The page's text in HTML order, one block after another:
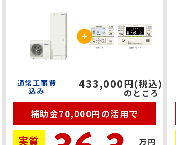
通常工事費
込み
433,000円(税込)
のところ
補助金70,000円の活用で
実質
万円